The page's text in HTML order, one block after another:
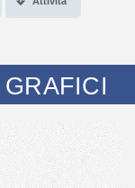
GRAFICI